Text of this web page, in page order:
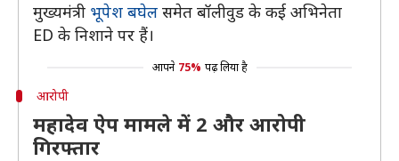
मुख्यमंत्री भूपेश बघेल समेत बॉलीवुड के कई अभिनेता
ED के निशाने पर हैं।
आपने 75% पढ़ लिया है
आरोपी
महादेव ऐप मामले में 2 और आरोपी
गिरफ्तार